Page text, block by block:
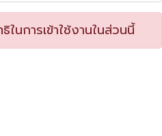
นการเข้าใช้งานในส่วนนี้